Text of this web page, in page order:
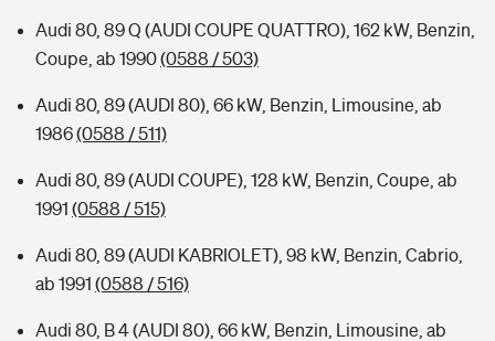
Audi 80, 89 Q (AUDI COUPE QUATTRO), 162 kW, Benzin,
Coupe, ab 1990(0588 / 503)
Audi 80, 89 (AUDI 80), 66 kW, Benzin, Limousine, ab
1986(0588 / 511)
Audi 80, 89 (AUDI COUPE), 128 kW, Benzin, Coupe, ab
1991 (0588 / 515)
Audi 80, 89 (AUDI KABRIOLET), 98 kW, Benzin, Cabrio,
ab 1991 (0588 / 516)
Audi 80, B 4 (AUDI 80), 66 kW, Benzin, Limousine, ab